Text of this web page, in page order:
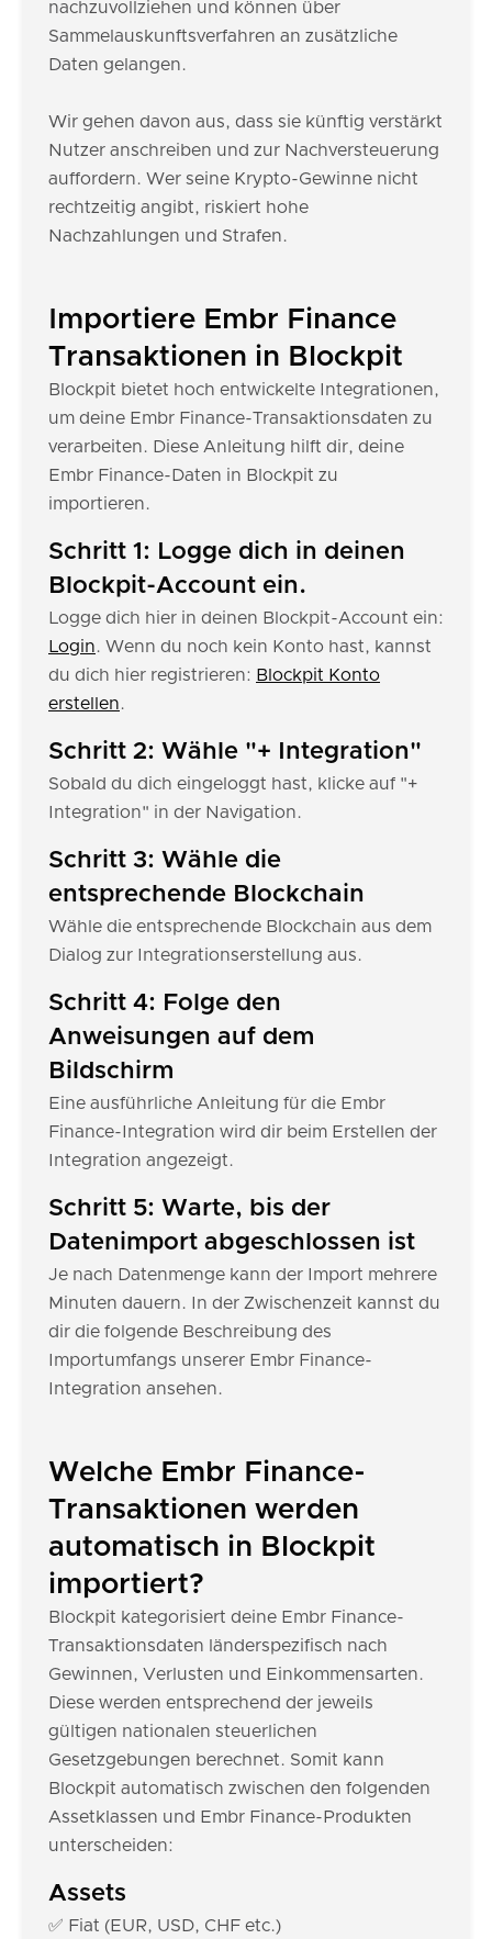
nachzuvollziehen und können über
Sammelauskunftsverfahren an zusätzliche
Daten gelangen.
Wir gehen davon aus, dass sie künftig verstärkt
Nutzer anschreiben und zur Nachversteuerung
auffordern. Wer seine Krypto-Gewinne nicht
rechtzeitig angibt, riskiert hohe
Nachzahlungen und Strafen.
Importiere Embr Finance
Transaktionen in Blockpit
Blockpit bietet hoch entwickelte Integrationen,
um deine Embr Finance-Transaktionsdaten zu
verarbeiten. Diese Anleitung hilft dir, deine
Embr Finance-Daten in Blockpit zu
importieren.
Schritt 1: Logge dich in deinen
Blockpit-Account ein.
Logge dich hier in deinen Blockpit-Account ein:
Login. Wenn du noch kein Konto hast, kannst
du dich hier registrieren: Blockpit Konto
erstellen.
Schritt 2: Wähle "+ Integration"
Sobald du dich eingeloggt hast, klicke auf "+
Integration" in der Navigation.
Schritt 3: Wähle die
entsprechende Blockchain
Wähle die entsprechende Blockchain aus dem
Dialog zur Integrationserstellung aus.
Schritt 4: Folge den
Anweisungen auf dem
Bildschirm
Eine ausführliche Anleitung für die Embr
Finance-Integration wird dir beim Erstellen der
Integration angezeigt.
Schritt 5: Warte, bis der
Datenimport abgeschlossen ist
Je nach Datenmenge kann der Import mehrere
Minuten dauern. In der Zwischenzeit kannst du
dir die folgende Beschreibung des
Importumfangs unserer Embr Finance-
Integration ansehen.
Welche Embr Finance-
Transaktionen werden
automatisch in Blockpit
importiert?
Blockpit kategorisiert deine Embr Finance-
Transaktionsdaten länderspezifisch nach
Gewinnen, Verlusten und Einkommensarten.
Diese werden entsprechend der jeweils
gültigen nationalen steuerlichen
Gesetzgebungen berechnet. Somit kann
Blockpit automatisch zwischen den folgenden
Assetklassen und Embr Finance-Produkten
unterscheiden:
Assets
✅ Fiat (EUR, USD, CHF etc.)